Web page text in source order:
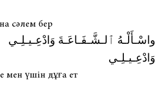
сәлем бер
واسْـأَلْـهُ ٱلـشَّـفَـاعَـةَ وَادْعِـيـلِـي
وَادْعِـيـلِـي
мен үшін дұға ет